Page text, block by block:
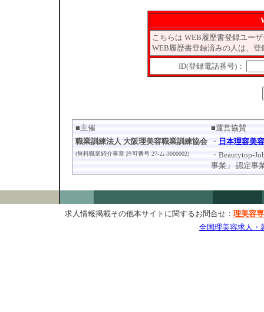
こちらは WEB履歴書登録ユー
WEB履歴書登録済みの人は、
ID(登録電話番号)：
■主催
職業訓練法人 大阪理美容職業訓練協会
(無料職業紹介事業 許可番号 27-ム-3000002)
■運営協賛
・ 日本理容美
・Beautytop-
事業」 認定事
求人情報掲載その他本サイトに関するお問合せ： 理美容
全国理美容求人・